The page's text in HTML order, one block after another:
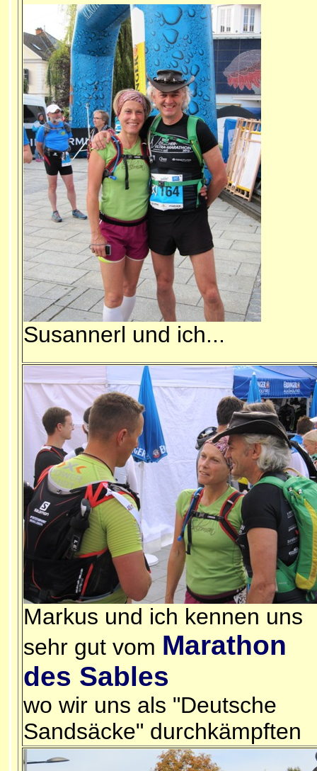
Susannerl und ich...
Markus und ich kennen uns
sehr gut vom Marathon
des Sables
wo wir uns als "Deutsche
Sandsäcke" durchkämpften